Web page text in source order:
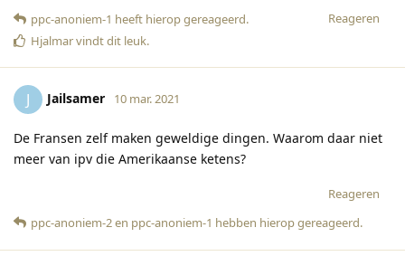
Reageren
ppc-anoniem-1 heeft hierop gereageerd.
Hjalmarvindt dit leuk.
J Jailsamer 10 mar. 2021
De Fransen zelf maken geweldige dingen. Waarom daar niet
meer van ipv die Amerikaanse ketens?
Reageren
ppc-anoniem-2en ppc-anoniem-1 hebben hierop gereageerd.